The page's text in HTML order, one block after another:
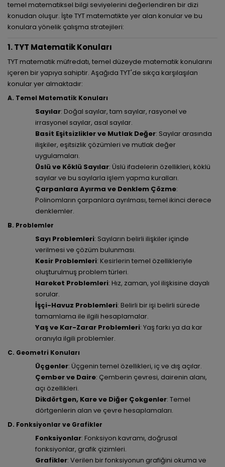
temel matematiksel bilgi seviyelerini değerlendiren bir dizi
konudan oluşur. İşte TYT matematikte yer alan konular ve bu
konulara yönelik çalışma stratejileri:
1. TYT Matematik Konuları
TYT matematik müfredatı, temel düzeyde matematik konularını
içeren bir yapıya sahiptir. Aşağıda TYT'de sıkça karşılaşılan
konular yer almaktadır:
A. Temel Matematik Konuları
Sayılar: Doğal sayılar, tam sayılar, rasyonel ve
irrasyonel sayılar, asal sayılar.
Basit Eşitsizlikler ve Mutlak Değer: Sayılar arasında
ilişkiler, eşitsizlik çözümleri ve mutlak değer
uygulamaları.
Üslü ve Köklü Sayılar: Üslü ifadelerin özellikleri, köklü
sayılar ve bu sayılarla işlem yapma kuralları.
Çarpanlara Ayırma ve Denklem Çözme:
Polinomların çarpanlara ayrılması, temel ikinci derece
denklemler.
B. Problemler
Sayı Problemleri: Sayıların belirli ilişkiler içinde
verilmesi ve çözüm bulunması.
Kesir Problemleri: Kesirlerin temel özellikleriyle
oluşturulmuş problem türleri.
Hareket Problemleri: Hız, zaman, yol ilişkisine dayalı
sorular.
İşçi-Havuz Problemleri: Belirli bir işi belirli sürede
tamamlama ile ilgili hesaplamalar.
Yaş ve Kar-Zarar Problemleri: Yaş farkı ya da kar
oranıyla ilgili problemler.
C. Geometri Konuları
Üçgenler: Üçgenin temel özellikleri, iç ve dış açılar.
Çember ve Daire: Çemberin çevresi, dairenin alanı,
açı özellikleri.
Dikdörtgen, Kare ve Diğer Çokgenler: Temel
dörtgenlerin alan ve çevre hesaplamaları.
D. Fonksiyonlar ve Grafikler
Fonksiyonlar: Fonksiyon kavramı, doğrusal
fonksiyonlar, grafik çizimleri.
Grafikler: Verilen bir fonksiyonun grafiğini okuma ve